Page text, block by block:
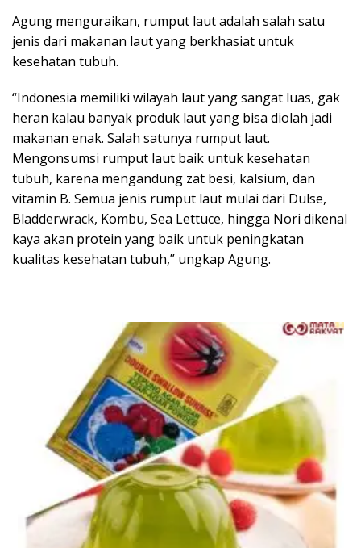
Agung menguraikan, rumput laut adalah salah satu
jenis dari makanan laut yang berkhasiat untuk
kesehatan tubuh.
“Indonesia memiliki wilayah laut yang sangat luas, gak
heran kalau banyak produk laut yang bisa diolah jadi
makanan enak. Salah satunya rumput laut.
Mengonsumsi rumput laut baik untuk kesehatan
tubuh, karena mengandung zat besi, kalsium, dan
vitamin B. Semua jenis rumput laut mulai dari Dulse,
Bladderwrack, Kombu, Sea Lettuce, hingga Nori dikenal
kaya akan protein yang baik untuk peningkatan
kualitas kesehatan tubuh,” ungkap Agung.